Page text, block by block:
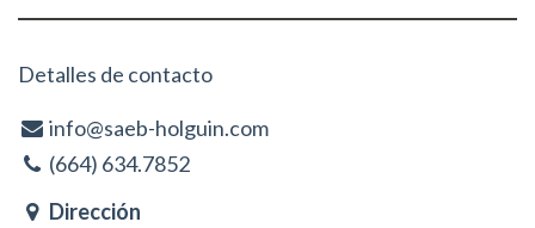
Detalles de contacto
info@saeb-holguin.com
(664) 634.7852
Dirección